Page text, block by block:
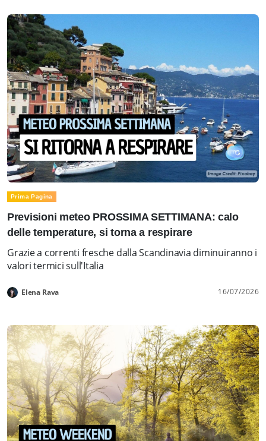
Prima Pagina
Previsioni meteo PROSSIMA SETTIMANA: calo
delle temperature, si torna a respirare
Grazie a correnti fresche dalla Scandinavia diminuiranno i
valori termici sull'Italia
Elena Rava 16/07/2026